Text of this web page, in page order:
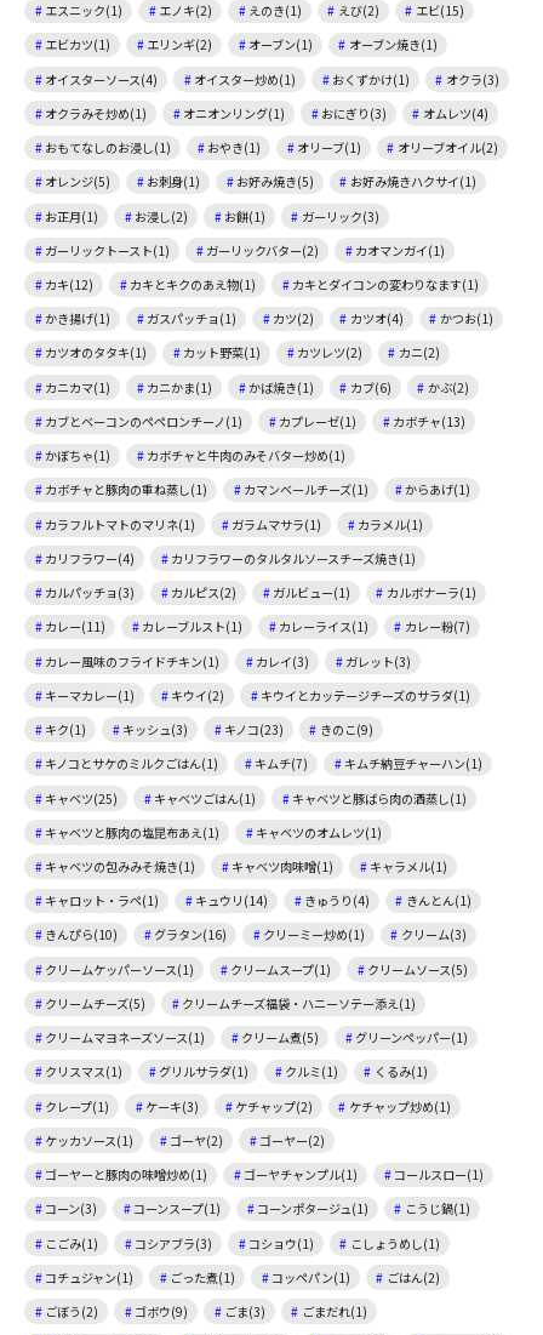
エスニック(1)
エノキ(2) えのき(1) えび(2)
エビ(15)
エビカツ(1)
エリンギ(2) オーブン(1)
オーブン焼き(1)
オイスターソース(4)
オイスター炒め(1) おくずかけ(1)
オクラ(3)
オクラみそ炒め(1)
オニオンリング(1) おにぎり(3)
オムレツ(4)
おもてなしのお浸し(1)
おやき(1) オリーブ(1)
オリーブオイル(2)
オレンジ(5)
お刺身(1) お好み焼き(5)
お好み焼きハクサイ(1)
お正月(1)
お浸し(2) お餅(1)
ガーリック(3)
ガーリックトースト(1)
ガーリックバター(2)
カオマンガイ(1)
カキ(12)
カキとキクのあえ物(1)
カキとダイコンの変わりなます(1)
かき揚げ(1)
ガスパッチョ(1) カツ(2) カツオ(4)
かつお(1)
カツオのタタキ(1)
カット野菜(1) カツレツ(2)
カニ(2)
カニカマ(1)
カニかま(1) かば焼き(1) カブ(6)
かぶ(2)
カブとベーコンのペペロンチーノ(1)
カプレーゼ(1)
カボチャ(13)
かぼちゃ(1)
カボチャと牛肉のみそバター炒め(1)
カボチャと豚肉の重ね蒸し(1)
カマンベールチーズ(1)
からあげ(1)
カラフルトマトのマリネ(1)
ガラムマサラ(1)
カラメル(1)
カリフラワー(4)
カリフラワーのタルタルソースチーズ焼き(1)
カルパッチョ(3)
カルピス(2) ガルビュー(1)
カルボナーラ(1)
カレー(11)
カレーブルスト(1) カレーライス(1)
カレー粉(7)
カレー風味のフライドチキン(1)
カレイ(3)
ガレット(3)
キーマカレー(1)
キウイ(2)
キウイとカッテージチーズのサラダ(1)
キク(1)
キッシュ(3) キノコ(23)
きのこ(9)
キノコとサケのミルクごはん(1)
キムチ(7)
キムチ納豆チャーハン(1)
キャベツ(25)
キャベツごはん(1)
キャベツと豚ばら肉の酒蒸し(1)
キャベツと豚肉の塩昆布あえ(1)
キャベツのオムレツ(1)
キャベツの包みみそ焼き(1)
キャベツ肉味噌(1)
キャラメル(1)
キャロット・ラペ(1)
キュウリ(14) きゅうり(4)
きんとん(1)
きんぴら(10)
グラタン(16) クリーミー炒め(1)
クリーム(3)
クリームケッパーソース(1)
クリームスープ(1)
クリームソース(5)
クリームチーズ(5)
クリームチーズ福袋・ハニーソテー添え(1)
クリームマヨネーズソース(1)
クリーム煮(5)
グリーンペッパー(1)
クリスマス(1)
グリルサラダ(1) クルミ(1)
くるみ(1)
クレープ(1)
ケーキ(3) ケチャップ(2)
ケチャップ炒め(1)
ケッカソース(1)
ゴーヤ(2)
ゴーヤー(2)
ゴーヤーと豚肉の味噌炒め(1)
ゴーヤチャンプル(1)
コールスロー(1)
コーン(3)
コーンスープ(1) コーンポタージュ(1)
こうじ鍋(1)
こごみ(1)
コシアブラ(3) コショウ(1)
こしょうめし(1)
コチュジャン(1)
ごった煮(1) コッペパン(1)
ごはん(2)
ごぼう(2)
ゴボウ(9) ごま(3)
ごまだれ(1)